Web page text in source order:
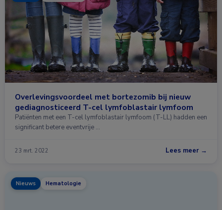
Overlevingsvoordeel met bortezomib bij nieuw
gediagnosticeerd T-cel lymfoblastair lymfoom
Patiënten met een T-cel lymfoblastair lymfoom (T-LL) hadden een
significant betere eventvrije …
23 mrt. 2022 Lees meer →
Nieuws Hematologie